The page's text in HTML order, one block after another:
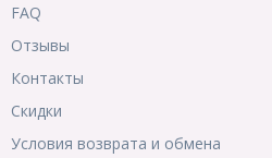
FAQ
Отзывы
Контакты
Скидки
Условия возврата и обмена